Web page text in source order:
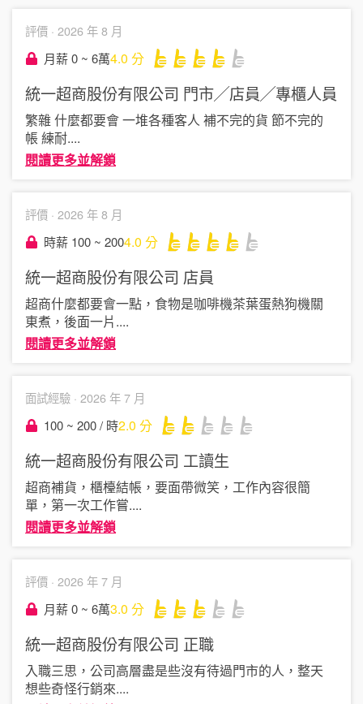
評價 · 2026 年 8 月
月薪 0 ~ 6萬4.0 分
統一超商股份有限公司 門市╱店員╱專櫃人員
繁雜 什麼都要會 一堆各種客人 補不完的貨 節不完的
帳 練耐....
閱讀更多並解鎖
評價 · 2026 年 8 月
時薪 100 ~ 2004.0 分
統一超商股份有限公司 店員
超商什麼都要會一點，食物是咖啡機茶葉蛋熱狗機關
東煮，後面一片....
閱讀更多並解鎖
面試經驗 · 2026 年 7 月
100 ~ 200 / 時2.0 分
統一超商股份有限公司 工讀生
超商補貨，櫃檯結帳，要面帶微笑，工作內容很簡
單，第一次工作嘗....
閱讀更多並解鎖
評價 · 2026 年 7 月
月薪 0 ~ 6萬3.0 分
統一超商股份有限公司 正職
入職三思，公司高層盡是些沒有待過門市的人，整天
想些奇怪行銷來....